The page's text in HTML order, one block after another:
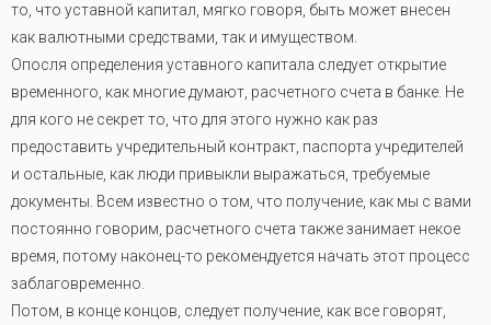
то, что уставной капитал, мягко говоря, быть может внесен
как валютными средствами, так и имуществом.
Опосля определения уставного капитала следует открытие
временного, как многие думают, расчетного счета в банке. Не
для кого не секрет то, что для этого нужно как раз
предоставить учредительный контракт, паспорта учредителей
и остальные, как люди привыкли выражаться, требуемые
документы. Всем известно о том, что получение, как мы с вами
постоянно говорим, расчетного счета также занимает некое
время, потому наконец-то рекомендуется начать этот процесс
заблаговременно.
Потом, в конце концов, следует получение, как все говорят,